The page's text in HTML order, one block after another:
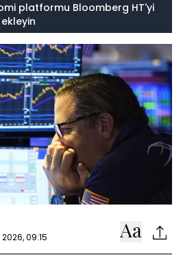
platformu Bloomberg HT'yi
09:15